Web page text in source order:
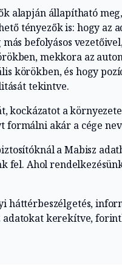
alapján állapítható
tényezők is: hogy az
befolyásos
mekkora az
körökben, és hogy
tekintve.
kockázatot a
akár a cége
a Mabisz
fel. Ahol
háttérbeszélgetés,
kerekítve,